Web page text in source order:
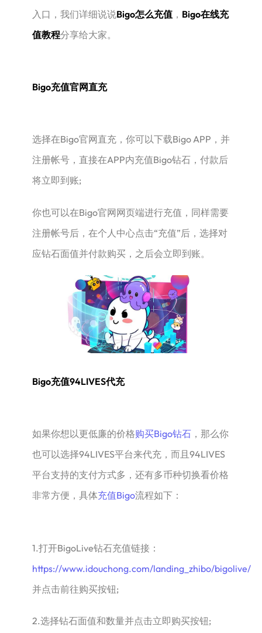
入口，我们详细说说Bigo怎么充值， Bigo在线充
值教程分享给大家。
Bigo充值官网直充
选择在Bigo官网直充，你可以下载Bigo APP，并
注册帐号，直接在APP内充值Bigo钻石，付款后
将立即到账;
你也可以在Bigo官网网页端进行充值，同样需要
注册帐号后，在个人中心点击“充值”后，选择对
应钻石面值并付款购买，之后会立即到账。
Bigo充值94LIVES代充
如果你想以更低廉的价格购买Bigo钻石，那么你
也可以选择94LIVES平台来代充，而且94LIVES
平台支持的支付方式多，还有多币种切换看价格
非常方便，具体充值Bigo流程如下：
1.打开BigoLive钻石充值链接：
https://www.idouchong.com/landing_zhibo/bigolive/
并点击前往购买按钮;
2.选择钻石面值和数量并点击立即购买按钮;